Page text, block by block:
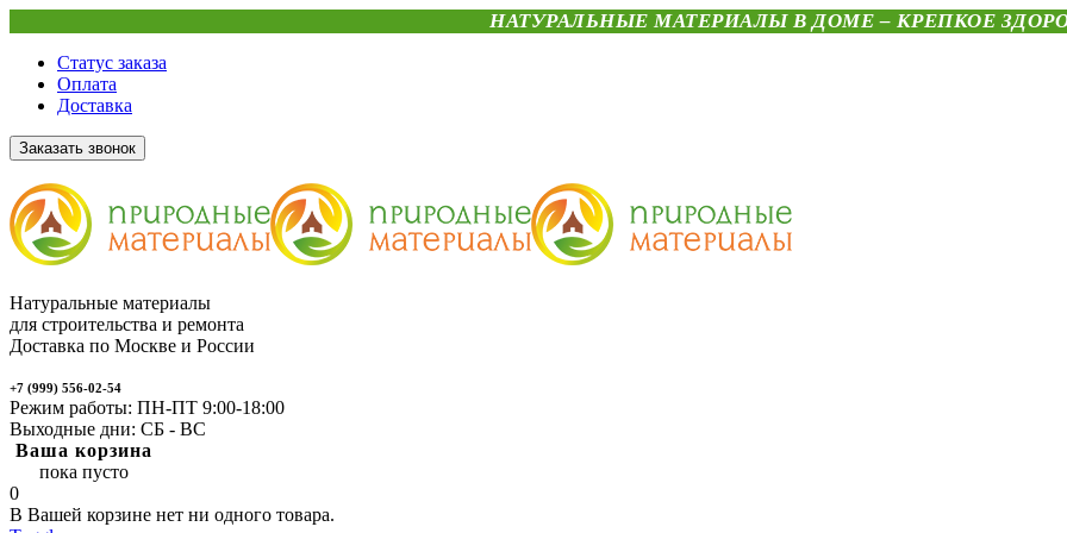
НАТУРАЛЬНЫЕ МАТЕРИАЛЫ В ДОМЕ – КРЕПКОЕ
Статус заказа
Оплата
Доставка
Заказать звонок
Натуральные материалы
для строительства и ремонта
Доставка по Москве и России
+7 (999) 556-02-54
Режим работы: ПН-ПТ 9:00-18:00
Выходные дни: СБ - ВС
Ваша корзина
пока пусто
0
В Вашей корзине нет ни одного товара.